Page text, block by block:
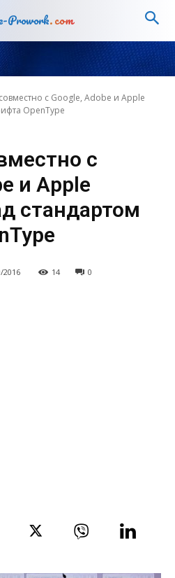
Prowork.com
с Google, Adobe и Apple
OpenType
с
и Apple
стандартом
2016 14 0